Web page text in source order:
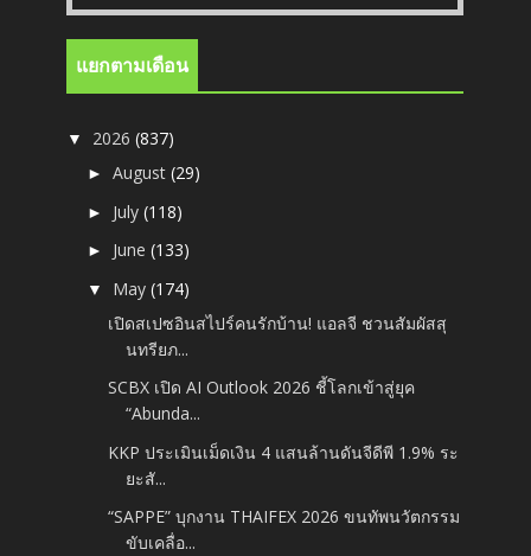
แยกตามเดือน
▼ 2026(837)
►August(29)
► July(118)
► June(133)
▼ May(174)
เปิดสเปซอินสไปร์คนรักบ้าน! แอลจี ชวนสัมผัสสุ
นทรียภ...
SCBX เปิด AI Outlook 2026 ชี้โลกเข้าสู่ยุค
“Abunda...
KKP ประเมินเม็ดเงิน 4 แสนล้านดันจีดีพี 1.9% ระ
ยะสั...
“SAPPE” บุกงาน THAIFEX 2026 ขนทัพนวัตกรรม
ขับเคลื่อ...